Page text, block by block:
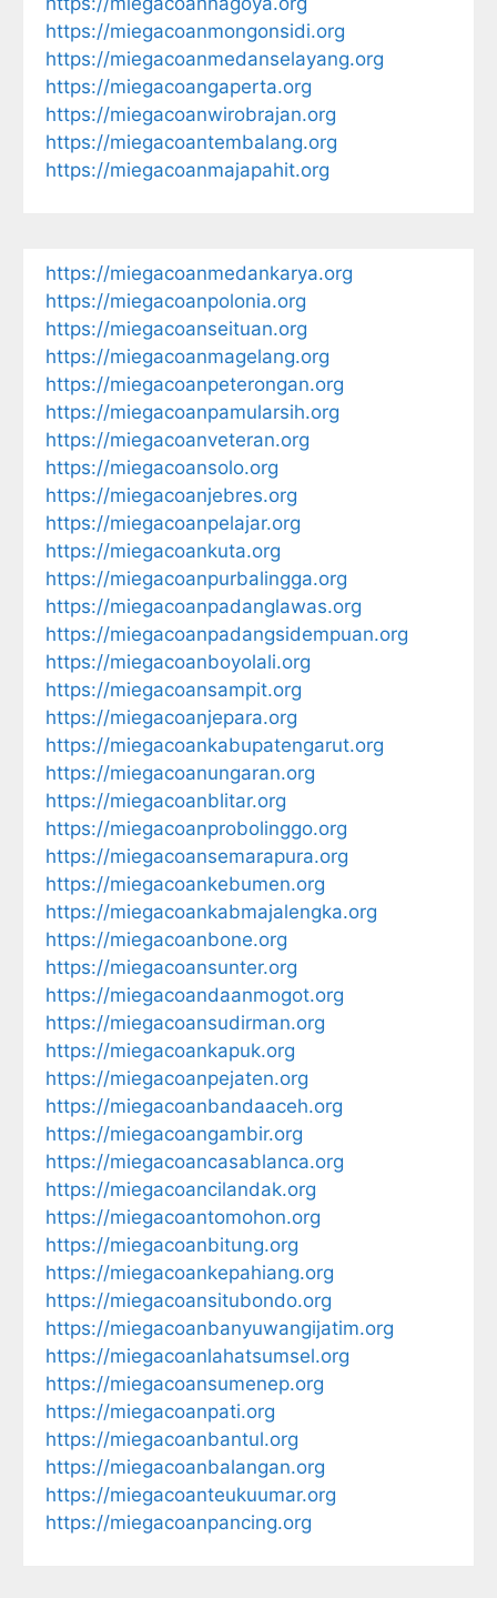
https://miegacoanmongonsidi.org
https://miegacoanmedanselayang.org
https://miegacoangaperta.org
https://miegacoanwirobrajan.org
https://miegacoantembalang.org
https://miegacoanmajapahit.org
https://miegacoanmedankarya.org
https://miegacoanpolonia.org
https://miegacoanseituan.org
https://miegacoanmagelang.org
https://miegacoanpeterongan.org
https://miegacoanpamularsih.org
https://miegacoanveteran.org
https://miegacoansolo.org
https://miegacoanjebres.org
https://miegacoanpelajar.org
https://miegacoankuta.org
https://miegacoanpurbalingga.org
https://miegacoanpadanglawas.org
https://miegacoanpadangsidempuan.org
https://miegacoanboyolali.org
https://miegacoansampit.org
https://miegacoanjepara.org
https://miegacoankabupatengarut.org
https://miegacoanungaran.org
https://miegacoanblitar.org
https://miegacoanprobolinggo.org
https://miegacoansemarapura.org
https://miegacoankebumen.org
https://miegacoankabmajalengka.org
https://miegacoanbone.org
https://miegacoansunter.org
https://miegacoandaanmogot.org
https://miegacoansudirman.org
https://miegacoankapuk.org
https://miegacoanpejaten.org
https://miegacoanbandaaceh.org
https://miegacoangambir.org
https://miegacoancasablanca.org
https://miegacoancilandak.org
https://miegacoantomohon.org
https://miegacoanbitung.org
https://miegacoankepahiang.org
https://miegacoansitubondo.org
https://miegacoanbanyuwangijatim.org
https://miegacoanlahatsumsel.org
https://miegacoansumenep.org
https://miegacoanpati.org
https://miegacoanbantul.org
https://miegacoanbalangan.org
https://miegacoanteukuumar.org
https://miegacoanpancing.org